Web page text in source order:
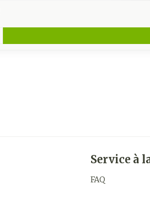
Service à
FAQ